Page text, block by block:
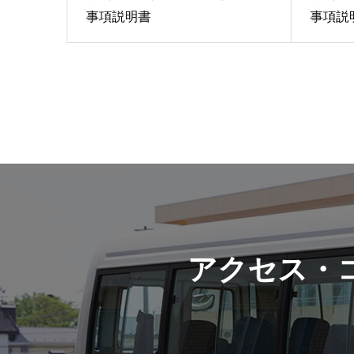
事項説明書
事項説
アクセス・